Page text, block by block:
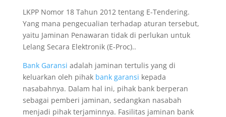
LKPP Nomor 18 Tahun 2012 tentang E-Tendering.
Yang mana pengecualian terhadap aturan tersebut,
yaitu Jaminan Penawaran tidak di perlukan untuk
Lelang Secara Elektronik (E-Proc)..
Bank Garansi adalah jaminan tertulis yang di
keluarkan oleh pihak bank garansi kepada
nasabahnya. Dalam hal ini, pihak bank berperan
sebagai pemberi jaminan, sedangkan nasabah
menjadi pihak terjaminnya. Fasilitas jaminan bank